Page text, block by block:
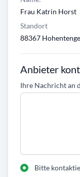
Frau Katrin Horst
Standort
88367
Anbieter
Ihre Nachricht an
Bitte